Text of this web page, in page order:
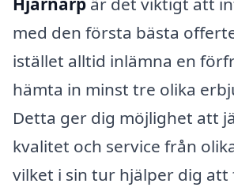
med den första bästa
istället alltid inlämna en
hämta in minst tre olika
Detta ger dig möjlighet att
kvalitet och service från
vilket i sin tur hjälper dig